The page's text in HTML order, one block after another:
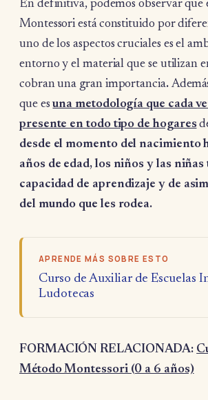
En definitiva, podemos observar que
Montessori está constituido por
uno de los aspectos cruciales es el
entorno y el material que se utilizan
cobran una gran importancia.
que es una metodología que cada
presente en todo tipo de hogares
desde el momento del nacimiento
años de edad, los niños y las
capacidad de aprendizaje y de
del mundo que les rodea.
APRENDE MÁS SOBRE ESTO
Curso de Auxiliar de Escuelas
Ludotecas
FORMACIÓN RELACIONADA:
Método Montessori (0 a 6 años)